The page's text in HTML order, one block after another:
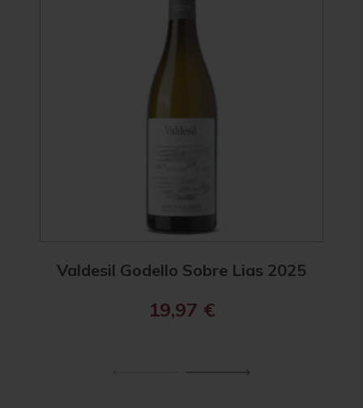
Valdesil Godello Sobre Lias 2025
19,97 €